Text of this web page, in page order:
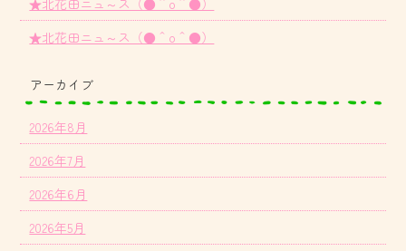
★北花田ニュ～ス（●＾o＾●）
★北花田ニュ～ス（●＾o＾●）
アーカイブ
2026年8月
2026年7月
2026年6月
2026年5月